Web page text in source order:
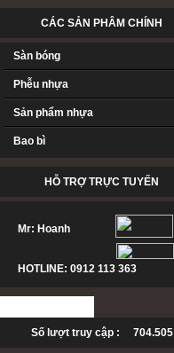
CÁC SẢN PHÂM CHÍNH
Sàn bóng
Phễu nhựa
Sản phẩm nhựa
Bao bì
HỖ TRỢ TRỰC TUYẾN
Mr: Hoanh
HOTLINE: 0912 113 363
Số lượt truy cập : 704.505